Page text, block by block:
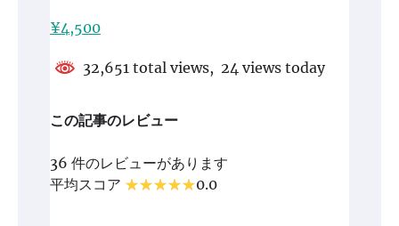
¥4,500
32,651 total views, 24 views today
この記事のレビュー
36 件のレビューがあります
平均スコア
0.0